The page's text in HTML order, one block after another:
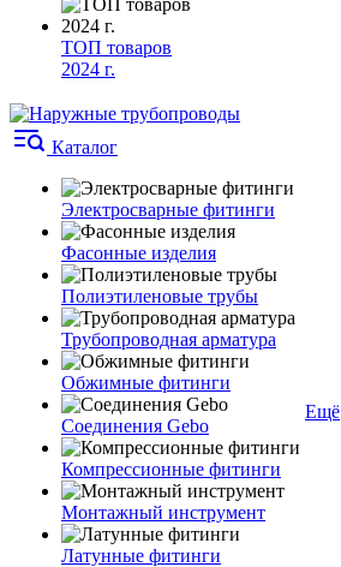
ТОП товаров
2024 г.
Каталог
Электросварные фитинги
Фасонные изделия
Полиэтиленовые трубы
Трубопроводная арматура
Обжимные фитинги
Соединения Gebo
Компрессионные фитинги
Монтажный инструмент
Латунные фитинги
Ещё